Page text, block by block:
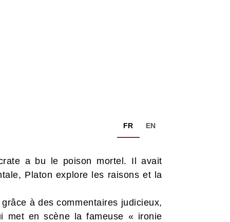
FR EN
a bu le poison mortel. Il avait
Platon explore les raisons et la
à des commentaires judicieux,
met en scène la fameuse « ironie